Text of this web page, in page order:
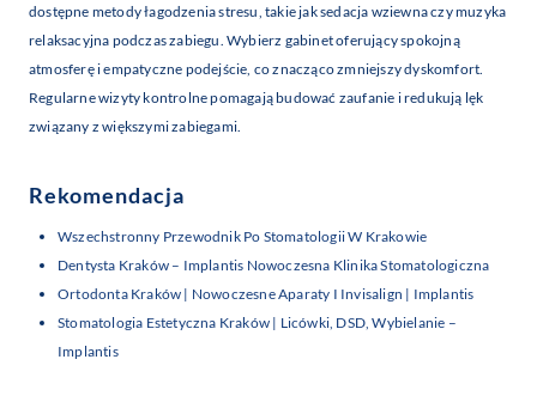
dostępne metody łagodzenia stresu, takie jak sedacja wziewna czy muzyka
relaksacyjna podczas zabiegu. Wybierz gabinet oferujący spokojną
atmosferę i empatyczne podejście, co znacząco zmniejszy dyskomfort.
Regularne wizyty kontrolne pomagają budować zaufanie i redukują lęk
związany z większymi zabiegami.
Rekomendacja
Wszechstronny Przewodnik Po Stomatologii W Krakowie
Dentysta Kraków – Implantis Nowoczesna Klinika Stomatologiczna
Ortodonta Kraków | Nowoczesne Aparaty I Invisalign | Implantis
Stomatologia Estetyczna Kraków | Licówki, DSD, Wybielanie –
Implantis